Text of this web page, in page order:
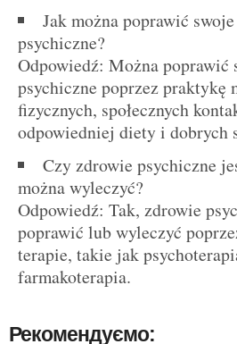
Jak można poprawić swoje zdrowie
psychiczne?
Odpowiedź: Można poprawić
psychiczne poprzez praktykę
fizycznych, społecznych
odpowiedniej diety i dobrych
Czy zdrowie psychiczne jest czymś, co
można wyleczyć?
Odpowiedź: Tak, zdrowie
poprawić lub wyleczyć
terapie, takie jak
farmakoterapia.
Рекомендуємо: